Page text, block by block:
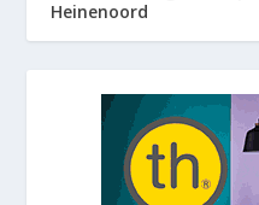
Heinenoord